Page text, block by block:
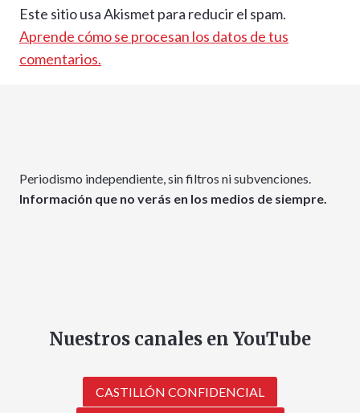
Este sitio usa Akismet para reducir el spam.
Aprende cómo se procesan los datos de tus
comentarios.
Periodismo independiente, sin filtros ni subvenciones.
Información que no verás en los medios de siempre.
Nuestros canales en YouTube
CASTILLÓN CONFIDENCIAL